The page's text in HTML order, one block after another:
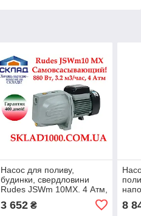
Насос для поливу,
будинки, свердловини
Rudes JSWm 10MX. 4 Атм,
3 652₴
0.55
8